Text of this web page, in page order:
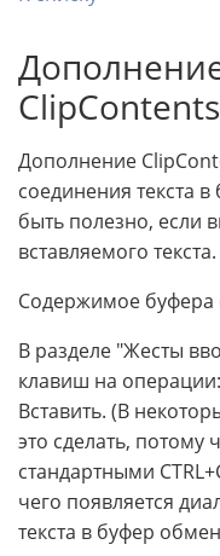
Дополнение
соединения текста
быть полезно, если
вставляемого текста.
Содержимое
В разделе "Жесты
клавиш на
Вставить. (В
это сделать, потому
стандартными
чего появляется
текста в буфер